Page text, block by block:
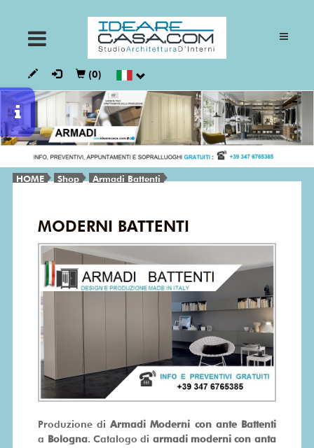
CUCINE
GIORNO
BAGNI
PRONTA
PROMO
(0)
HOME Shop Armadi Battenti
MODERNI BATTENTI
Produzione di Armadi Moderni con ante Battenti
a Bologna. Catalogo di armadi moderni con anta